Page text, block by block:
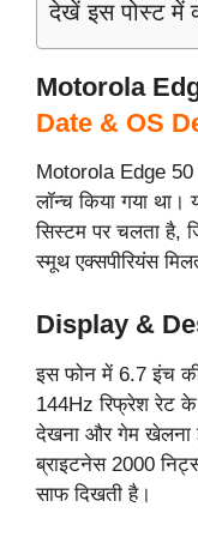
देखें इस पोस्ट में
Motorola
Date & OS
Motorola Edge
लॉन्च किया गया
सिस्टम पर चलता है,
स्मूथ एक्सपीरियंस
Display &
इस फोन में 6.7 इंच
144Hz रिफ्रेश रेट के
देखना और गेम खेलना
ब्राइटनेस 2000
साफ दिखती है।